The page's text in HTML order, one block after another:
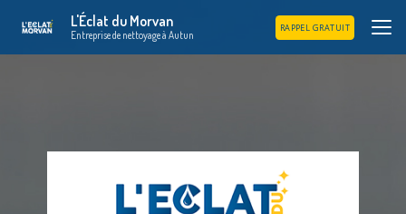
principal
L'Éclat du Morvan
Entreprise de nettoyage à Autun
RAPPEL GRATUIT